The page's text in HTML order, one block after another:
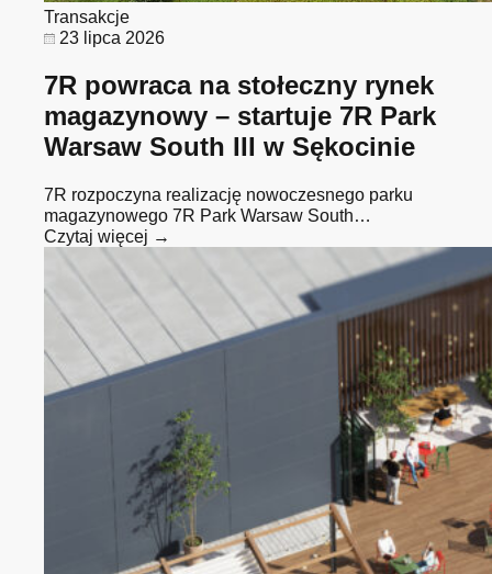
Transakcje
23 lipca 2026
7R powraca na stołeczny rynek
magazynowy – startuje 7R Park
Warsaw South III w Sękocinie
7R rozpoczyna realizację nowoczesnego parku
magazynowego 7R Park Warsaw South…
Czytaj więcej →